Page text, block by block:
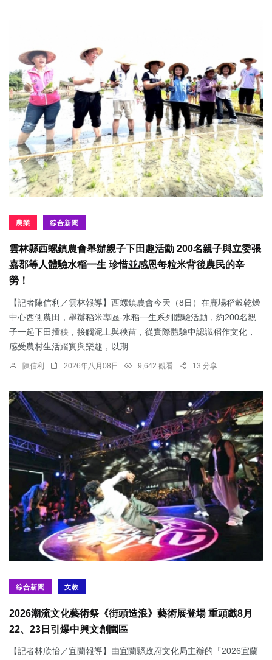
農業 綜合新聞
雲林縣西螺鎮農會舉辦親子下田趣活動 200名親子與立委張
嘉郡等人體驗水稻一生 珍惜並感恩每粒米背後農民的辛
勞！
【記者陳信利／雲林報導】西螺鎮農會今天（8日）在鹿場稻榖乾燥
中心西側農田，舉辦稻米專區-水稻一生系列體驗活動，約200名親
子一起下田插秧，接觸泥土與秧苗，從實際體驗中認識稻作文化，
感受農村生活踏實與樂趣，以期...
陳信利 2026年八月08日 9,642 觀看 13 分享
綜合新聞 文教
2026潮流文化藝術祭《街頭造浪》藝術展登場 重頭戲8月
22、23日引爆中興文創園區
【記者林欣怡／宜蘭報導】由宜蘭縣政府文化局主辦的「2026宜蘭